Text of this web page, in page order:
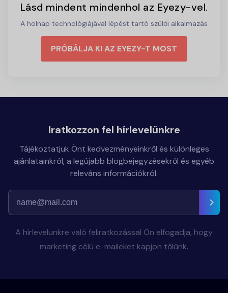
Lásd mindent mindenhol az Eyezy-vel.
A holnap technológiájával lépést tartó szülői alkalmazás
PRÓBÁLJA KI AZ EYEZY-T MOST
Iratkozzon fel hírlevelünkre
Tájékoztatjuk Önt kedvezményeinkről és különleges
ajánlatainkról, a legújabb blogbejegyzésekről és egyéb
releváns információkról.
A hírlevelünkre való feliratkozással Ön elfogadja, hogy
marketing célú e-maileket kapjon tőlünk.